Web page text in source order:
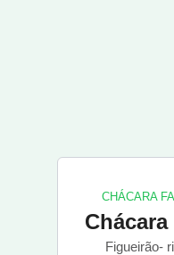
CHÁCARA
Figueirão-